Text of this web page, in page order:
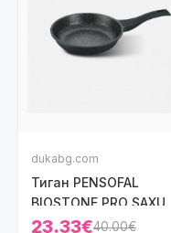
dukabg.com
Тиган PENSOFAL
BIOSTONE PRO SAXUM
20 см.
23.33€40.00€